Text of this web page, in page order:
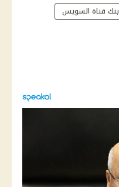
بنك قناة السويس